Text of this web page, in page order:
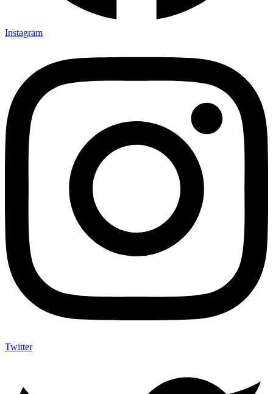
Instagram
Twitter